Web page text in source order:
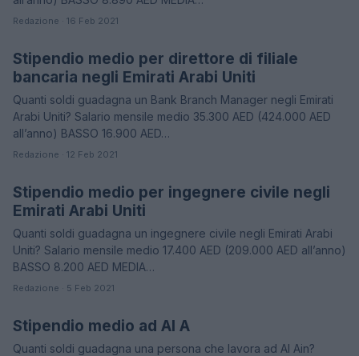
Redazione · 16 Feb 2021
STIPENDI
Stipendio medio per direttore di filiale
bancaria negli Emirati Arabi Uniti
Quanti soldi guadagna un Bank Branch Manager negli Emirati
Arabi Uniti? Salario mensile medio 35.300 AED (424.000 AED
all’anno) BASSO 16.900 AED…
Redazione · 12 Feb 2021
STIPENDI
Stipendio medio per ingegnere civile negli
Emirati Arabi Uniti
Quanti soldi guadagna un ingegnere civile negli Emirati Arabi
Uniti? Salario mensile medio 17.400 AED (209.000 AED all’anno)
BASSO 8.200 AED MEDIA…
Redazione · 5 Feb 2021
STIPENDI
Stipendio medio ad Al A
Quanti soldi guadagna una persona che lavora ad Al Ain?